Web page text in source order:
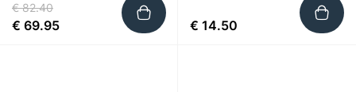
€ 82.40
€ 69.95 € 14.50